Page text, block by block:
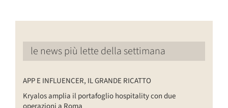
le news più lette della settimana
APP E INFLUENCER, IL GRANDE RICATTO
Kryalos amplia il portafoglio hospitality con due